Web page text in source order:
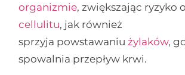
organizmie, zwiększając ryzyko
cellulitu, jak również
sprzyja powstawaniużylaków,
spowalnia przepływ krwi.